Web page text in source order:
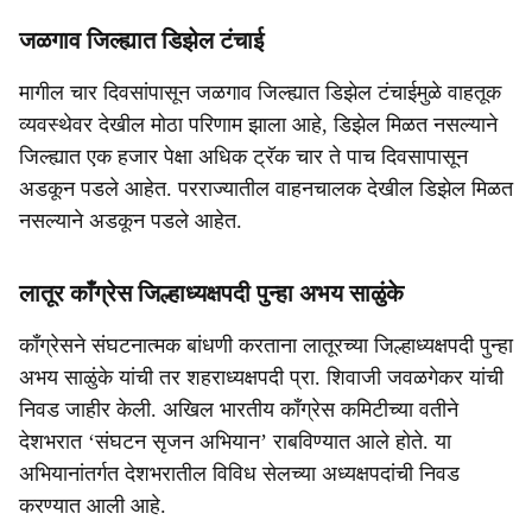
जळगाव जिल्ह्यात डिझेल टंचाई
मागील चार दिवसांपासून जळगाव जिल्ह्यात डिझेल टंचाईमुळे वाहतूक
व्यवस्थेवर देखील मोठा परिणाम झाला आहे, डिझेल मिळत नसल्याने
जिल्ह्यात एक हजार पेक्षा अधिक ट्रॅक चार ते पाच दिवसापासून
अडकून पडले आहेत. परराज्यातील वाहनचालक देखील डिझेल मिळत
नसल्याने अडकून पडले आहेत.
लातूर काँग्रेस जिल्हाध्यक्षपदी पुन्हा अभय साळुंके
काँग्रेसने संघटनात्मक बांधणी करताना लातूरच्या जिल्हाध्यक्षपदी पुन्हा
अभय साळुंके यांची तर शहराध्यक्षपदी प्रा. शिवाजी जवळगेकर यांची
निवड जाहीर केली. अखिल भारतीय काँग्रेस कमिटीच्या वतीने
देशभरात ‘संघटन सृजन अभियान’ राबविण्यात आले होते. या
अभियानांतर्गत देशभरातील विविध सेलच्या अध्यक्षपदांची निवड
करण्यात आली आहे.